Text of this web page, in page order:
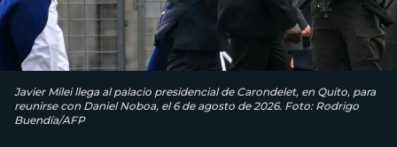
Javier Milei llega al palacio presidencial de Carondelet, en Quito, para
reunirse con Daniel Noboa, el 6 de agosto de 2026. Foto: Rodrigo
Buendía/AFP